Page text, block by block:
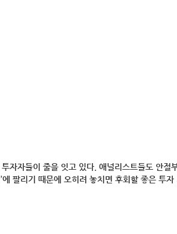
자자들이 줄을 잇고 있다. 애널리스트들도 안절
팔리기 때문에 오히려 놓치면 후회할 좋은 투자